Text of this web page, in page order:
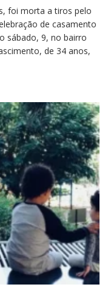
foi morta a tiros pelo
de casamento
sábado, 9, no bairro
de 34 anos,